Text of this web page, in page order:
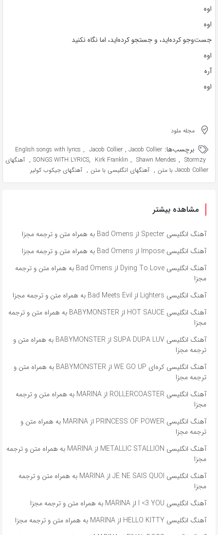
اوه
اوه
جست‌وجو کرده‌اید، و جستجو کرده‌اید، اما نگاه نکنید
اوه
آره
اوه
مجله ملود
برچسب‌ها: English songs with lyrics , Jacob Collier , Jacob Collier
SONGS WITH LYRICS, Kirk Franklin , Shawn Mendes , Stormzy
, آهنگهای
Jacob Collier با متن
, آهنگهای انگلیسی با متن , آهنگهای جیکوب کولیر
مشاهده بیشتر
آهنگ انگلیسی Specter از Bad Omens به همراه متن و ترجمه مجزا
آهنگ انگلیسی Impose از Bad Omens به همراه متن و ترجمه مجزا
آهنگ انگلیسی Dying To Love از Bad Omens به همراه متن و ترجمه
مجزا
آهنگ انگلیسی Lighters از Bad Meets Evil به همراه متن و ترجمه مجزا
آهنگ انگلیسی HOT SAUCE از BABYMONSTER به همراه متن و ترجمه
مجزا
آهنگ انگلیسی SUPA DUPA LUV از BABYMONSTER به همراه متن و
ترجمه مجزا
آهنگ انگلیسی کره‌ای WE GO UP از BABYMONSTER به همراه متن و
ترجمه مجزا
آهنگ انگلیسی ROLLERCOASTER از MARINA به همراه متن و ترجمه
مجزا
آهنگ انگلیسی PRINCESS OF POWER از MARINA به همراه متن و
ترجمه مجزا
آهنگ انگلیسی METALLIC STALLION از MARINA به همراه متن و ترجمه
مجزا
آهنگ انگلیسی JE NE SAIS QUOI از MARINA به همراه متن و ترجمه
مجزا
آهنگ انگلیسی I <3 YOU از MARINA به همراه متن و ترجمه مجزا
آهنگ انگلیسی HELLO KITTY از MARINA به همراه متن و ترجمه مجزا